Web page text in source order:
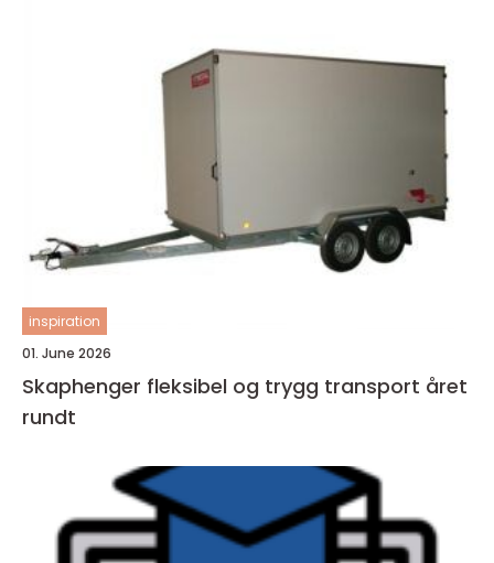
inspiration
01. June 2026
Skaphenger fleksibel og trygg transport året
rundt